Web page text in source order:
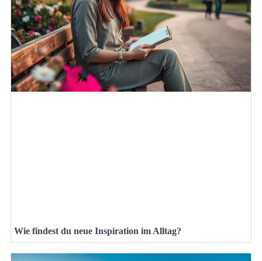
Wie findest du neue Inspiration im Alltag?